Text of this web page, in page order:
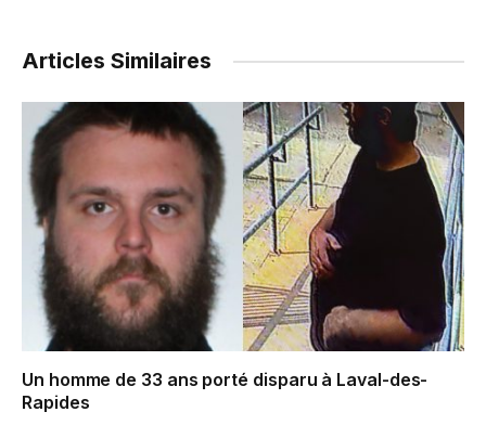
Articles Similaires
Un homme de 33 ans porté disparu à Laval-des-
Rapides